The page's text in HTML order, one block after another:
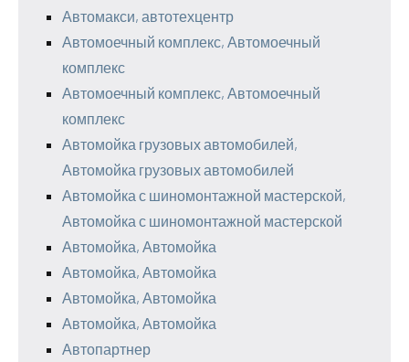
Автомакси, автотехцентр
Автомоечный комплекс, Автомоечный
комплекс
Автомоечный комплекс, Автомоечный
комплекс
Автомойка грузовых автомобилей,
Автомойка грузовых автомобилей
Автомойка с шиномонтажной мастерской,
Автомойка с шиномонтажной мастерской
Автомойка, Автомойка
Автомойка, Автомойка
Автомойка, Автомойка
Автомойка, Автомойка
Автопартнер